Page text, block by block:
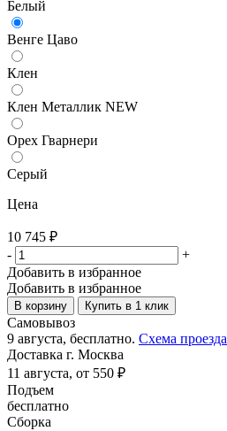
Белый
Венге Цаво
Клен
Клен Металлик NEW
Орех Гварнери
Серый
Цена
10 745 ₽
-
+
Добавить в избранное
Добавить в избранное
В корзину Купить в 1 клик
Самовывоз
9 августа, бесплатно. Схема проезда
Доставка г. Москва
11 августа, от 550 ₽
Подъем
бесплатно
Сборка